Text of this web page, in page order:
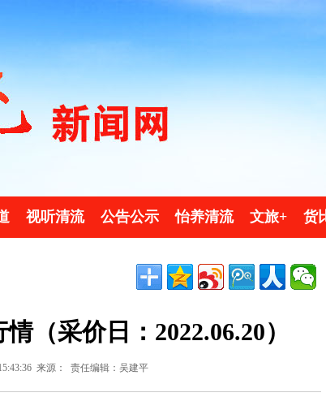
视听清流 公告公示 怡养清流 文旅+ 货
（采价日：2022.06.20）
来源： 责任编辑：吴建平